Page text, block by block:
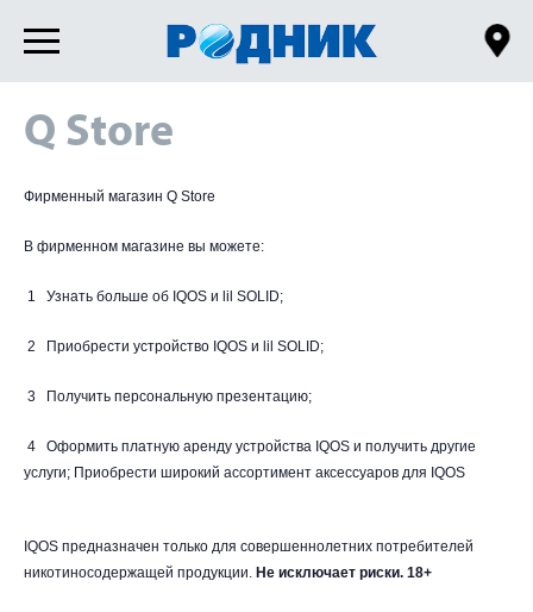
Q Store
Фирменный магазин Q Store
В фирменном магазине вы можете:
1 Узнать больше об IQOS и lil SOLID;
2 Приобрести устройство IQOS и lil SOLID;
3 Получить персональную презентацию;
4 Оформить платную аренду устройства IQOS и получить другие
услуги; Приобрести широкий ассортимент аксессуаров для IQOS
IQOS предназначен только для совершеннолетних потребителей
никотиносодержащей продукции. Не исключает риски. 18+